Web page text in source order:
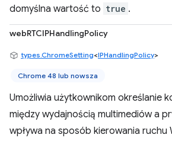
domyślna wartość to true .
webRTCIPHandlingPolicy
types.ChromeSetting<IPHandlingPolicy>
Chrome 48 lub nowsza
Umożliwia użytkownikom określanie
między wydajnością multimediów a
wpływa na sposób kierowania ruchu